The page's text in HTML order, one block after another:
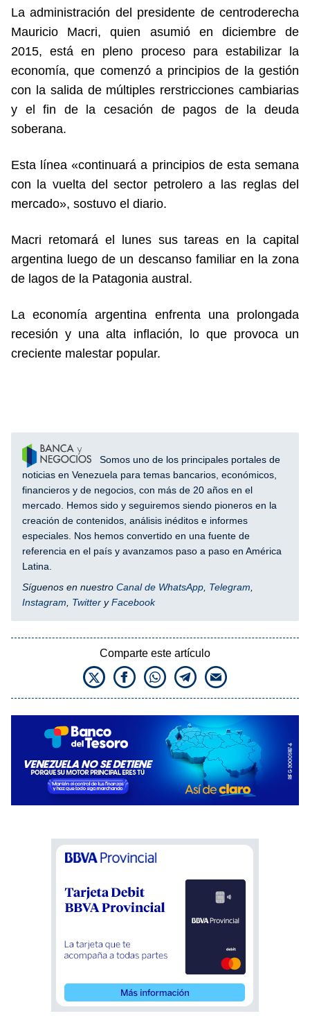
La administración del presidente de centroderecha
Mauricio Macri, quien asumió en diciembre de
2015, está en pleno proceso para estabilizar la
economía, que comenzó a principios de la gestión
con la salida de múltiples rerstricciones cambiarias
y el fin de la cesación de pagos de la deuda
soberana.
Esta línea «continuará a principios de esta semana
con la vuelta del sector petrolero a las reglas del
mercado», sostuvo el diario.
Macri retomará el lunes sus tareas en la capital
argentina luego de un descanso familiar en la zona
de lagos de la Patagonia austral.
La economía argentina enfrenta una prolongada
recesión y una alta inflación, lo que provoca un
creciente malestar popular.
Somos uno de los principales portales de
noticias en Venezuela para temas bancarios, económicos,
financieros y de negocios, con más de 20 años en el
mercado. Hemos sido y seguiremos siendo pioneros en la
creación de contenidos, análisis inéditos e informes
especiales. Nos hemos convertido en una fuente de
referencia en el país y avanzamos paso a paso en América
Latina.
Síguenos en nuestro Canal de WhatsApp, Telegram,
Instagram, Twitter yFacebook
Comparte este artículo